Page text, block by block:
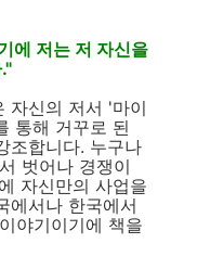
에 저는 저 자신을
자신의 저서 '마이
통해 거꾸로 된
조합니다. 누구나
벗어나 경쟁이
자신만의 사업을
에서나 한국에서
야기이기에 책을